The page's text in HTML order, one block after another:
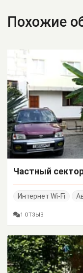
Похожие
Частный
Интернет Wi-Fi
1 ОТЗЫВ